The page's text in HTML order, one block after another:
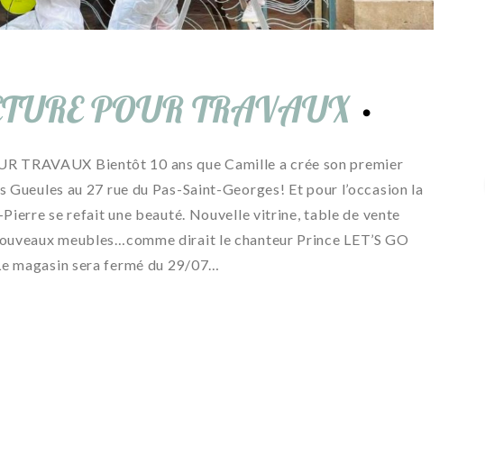
POUR TRAVAUX
TRAVAUX Bientôt 10 ans que Camille a crée son premier
Gueules au 27 rue du Pas-Saint-Georges! Et pour l’occasion la
se refait une beauté. Nouvelle vitrine, table de vente
meubles…comme dirait le chanteur Prince LET’S GO
magasin sera fermé du 29/07…